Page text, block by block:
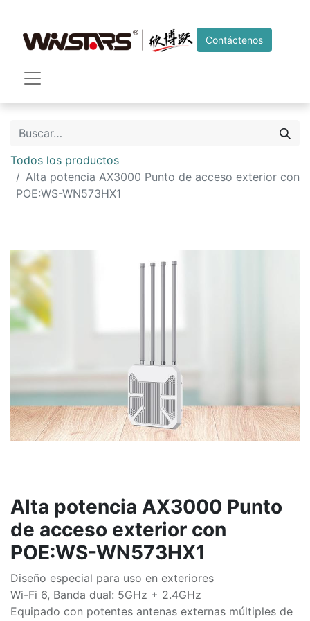
Contáctenos
Todos los productos
Alta potencia AX3000 Punto de acceso exterior con
POE:WS-WN573HX1
Alta potencia AX3000 Punto
de acceso exterior con
POE:WS-WN573HX1
Diseño especial para uso en exteriores
Wi-Fi 6, Banda dual: 5GHz + 2.4GHz
Equipado con potentes antenas externas múltiples de